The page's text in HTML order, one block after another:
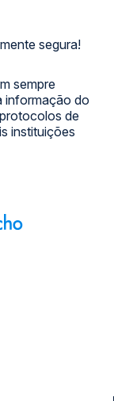
segura!
sempre
informação do
de
instituições